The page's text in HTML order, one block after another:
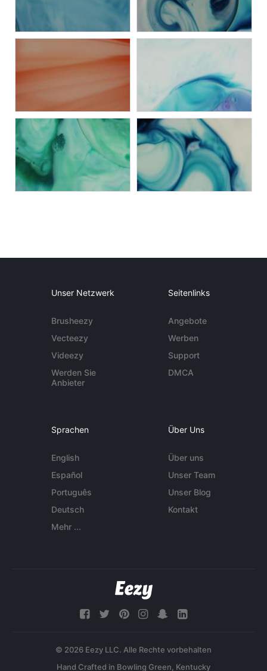
Unser Netzwerk
Brusheezy
Vecteezy
Videezy
Werden Sie
Anbieter
Seitenlinks
Angebote
Werben
Support
DMCA
Sprachen
English
Español
Português
Deutsch
Mehr ...
Über Uns
Über uns
Unser Team
Unser Blog
Kontakt
© 2026 Eezy LLC. Alle Rechte vorbehalten